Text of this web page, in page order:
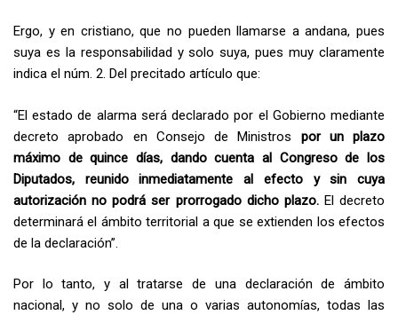
Ergo, y en cristiano, que no pueden llamarse a andana, pues
suya es la responsabilidad y solo suya, pues muy claramente
indica el núm. 2. Del precitado artículo que:
“El estado de alarma será declarado por el Gobierno mediante
decreto aprobado en Consejo de Ministros por un plazo
máximo de quince días, dando cuenta al Congreso de los
Diputados, reunido inmediatamente al efecto y sin cuya
autorización no podrá ser prorrogado dicho plazo.El decreto
determinará el ámbito territorial a que se extienden los efectos
de la declaración”.
Por lo tanto, y al tratarse de una declaración de ámbito
nacional, y no solo de una o varias autonomías, todas las